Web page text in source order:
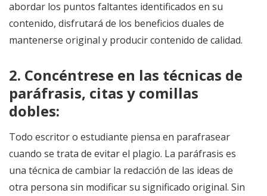
abordar los puntos faltantes identificados en su
contenido, disfrutará de los beneficios duales de
mantenerse original y producir contenido de calidad.
2. Concéntrese en las técnicas de
paráfrasis, citas y comillas
dobles:
Todo escritor o estudiante piensa en parafrasear
cuando se trata de evitar el plagio. La paráfrasis es
una técnica de cambiar la redacción de las ideas de
otra persona sin modificar su significado original. Sin